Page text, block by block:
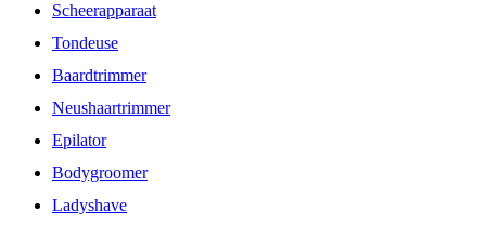
Scheerapparaat
Tondeuse
Baardtrimmer
Neushaartrimmer
Epilator
Bodygroomer
Ladyshave